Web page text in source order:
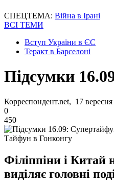
СПЕЦТЕМА: Війна в Ірані
ВСІ ТЕМИ
Вступ України в ЄС
Теракт в Барселоні
Підсумки
Корреспондент.net, 17
0
450
Тайфун в Гонконгу
Філіппіни і Китай
виділяє головні